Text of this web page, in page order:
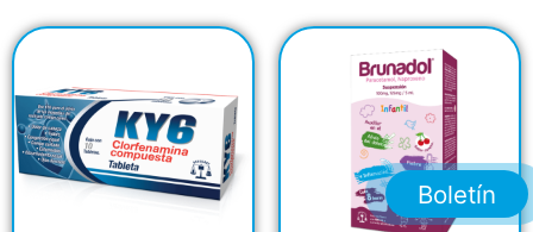
Boletín